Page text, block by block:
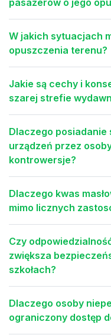
W jakich sytuacjach
opuszczenia terenu?
Jakie są cechy i
szarej strefie
Dlaczego
urządzeń przez
kontrowersje?
Dlaczego kwas
mimo licznych
Czy
zwiększa
szkołach?
Dlaczego osoby
ograniczony dostęp